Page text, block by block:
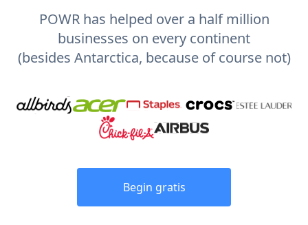
POWR has helped over a half million
businesses on every continent
(besides Antarctica, because of course not)
Begin gratis